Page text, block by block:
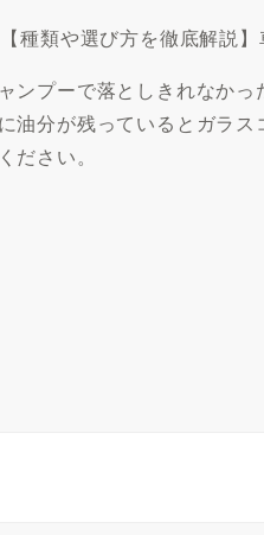
種類や選び方を徹底解説】
ンプーで落としきれなか
油分が残っているとガラ
ださい。